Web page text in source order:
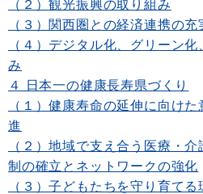
（２）観光振興の取り組み
（３）関西圏との経済連携の充
（４）デジタル化、グリーン
み
４ 日本一の健康長寿県づくり
（１）健康寿命の延伸に向け
進
（２）地域で支え合う医療・
制の確立とネットワークの強化
（３）子どもたちを守り育てる